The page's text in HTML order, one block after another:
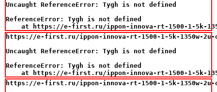
Uncaught ReferenceError: Tygh is not defined
ReferenceError: Tygh is not defined
at https://e-first.ru/ippon-innova-rt-1500-1-5k-
https://e-first.ru/ippon-innova-rt-1500-1-5k-1350w-2u-
Uncaught ReferenceError: Tygh is not defined
ReferenceError: Tygh is not defined
at https://e-first.ru/ippon-innova-rt-1500-1-5k-
https://e-first.ru/ippon-innova-rt-1500-1-5k-1350w-2u-